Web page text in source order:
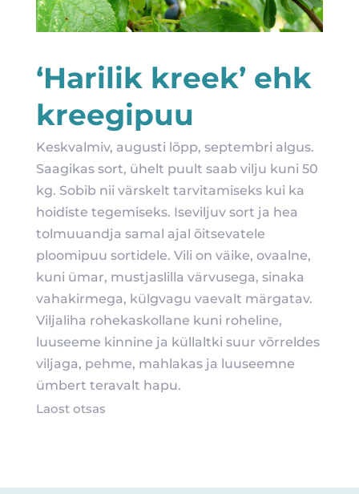
‘Harilik kreek’ ehk
kreegipuu
Keskvalmiv, augusti lõpp, septembri algus.
Saagikas sort, ühelt puult saab vilju kuni 50
kg. Sobib nii värskelt tarvitamiseks kui ka
hoidiste tegemiseks. Iseviljuv sort ja hea
tolmuuandja samal ajal õitsevatele
ploomipuu sortidele. Vili on väike, ovaalne,
kuni ümar, mustjaslilla värvusega, sinaka
vahakirmega, külgvagu vaevalt märgatav.
Viljaliha rohekaskollane kuni roheline,
luuseeme kinnine ja küllaltki suur võrreldes
viljaga, pehme, mahlakas ja luuseemne
ümbert teravalt hapu.
Laost otsas